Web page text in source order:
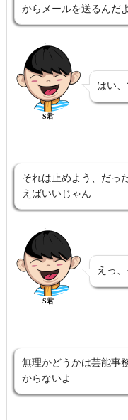
からメールを送るんだ
S君
はい
それは止めよう、だっ
えばいいじゃん
S君
えっ
無理かどうかは芸能事
からないよ